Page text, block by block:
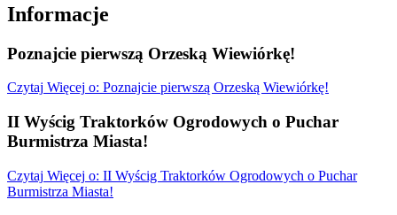
Informacje
Poznajcie pierwszą Orzeską Wiewiórkę!
Czytaj Więcej o: Poznajcie pierwszą Orzeską Wiewiórkę!
II Wyścig Traktorków Ogrodowych o Puchar
Burmistrza Miasta!
Czytaj Więcej o: II Wyścig Traktorków Ogrodowych o Puchar
Burmistrza Miasta!